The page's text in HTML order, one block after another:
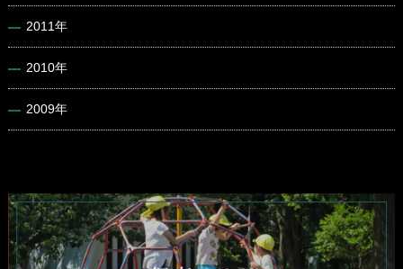
2011年
2010年
2009年